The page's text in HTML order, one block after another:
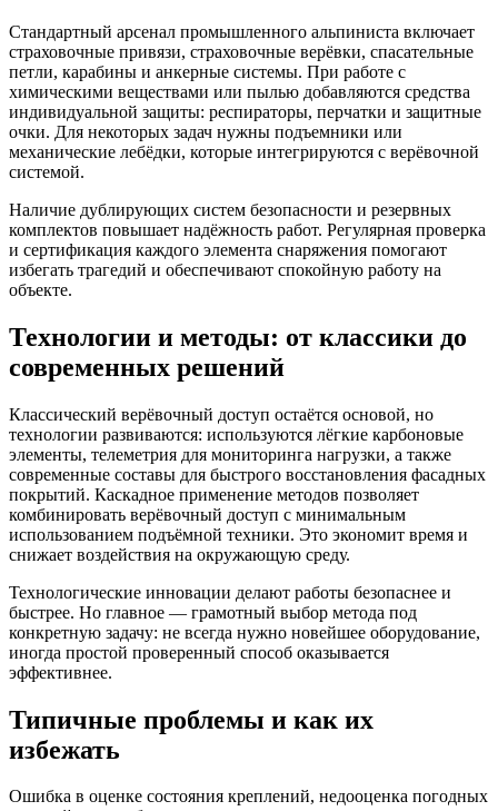
Стандартный арсенал промышленного альпиниста включает
страховочные привязи, страховочные верёвки, спасательные
петли, карабины и анкерные системы. При работе с
химическими веществами или пылью добавляются средства
индивидуальной защиты: респираторы, перчатки и защитные
очки. Для некоторых задач нужны подъемники или
механические лебёдки, которые интегрируются с верёвочной
системой.
Наличие дублирующих систем безопасности и резервных
комплектов повышает надёжность работ. Регулярная проверка
и сертификация каждого элемента снаряжения помогают
избегать трагедий и обеспечивают спокойную работу на
объекте.
Технологии и методы: от классики до
современных решений
Классический верёвочный доступ остаётся основой, но
технологии развиваются: используются лёгкие карбоновые
элементы, телеметрия для мониторинга нагрузки, а также
современные составы для быстрого восстановления фасадных
покрытий. Каскадное применение методов позволяет
комбинировать верёвочный доступ с минимальным
использованием подъёмной техники. Это экономит время и
снижает воздействия на окружающую среду.
Технологические инновации делают работы безопаснее и
быстрее. Но главное — грамотный выбор метода под
конкретную задачу: не всегда нужно новейшее оборудование,
иногда простой проверенный способ оказывается
эффективнее.
Типичные проблемы и как их
избежать
Ошибка в оценке состояния креплений, недооценка погодных